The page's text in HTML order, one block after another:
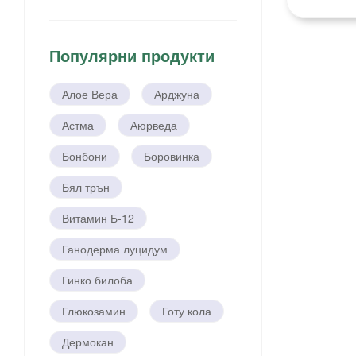
Популярни продукти
Алое Вера
Арджуна
Астма
Аюрведа
Бонбони
Боровинка
Бял трън
Витамин Б-12
Ганодерма луцидум
Гинко билоба
Глюкозамин
Готу кола
Дермокан